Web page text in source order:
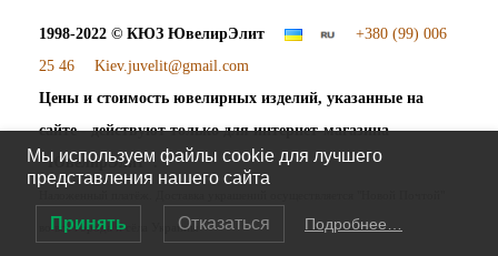
1998-2022 © КЮЗ ЮвелирЭлит
+380 (99) 006
25 46
Kiev.juvelit@gmail.com
Цены и стоимость ювелирных изделий, указанные на
сайте - действуют только для интернет-магазина
"ЮвелирЭлит".
во все города и сёла Украины
Мы используем файлы cookie для лучшего
представления нашего сайта
Принять Отказаться Подробнее…